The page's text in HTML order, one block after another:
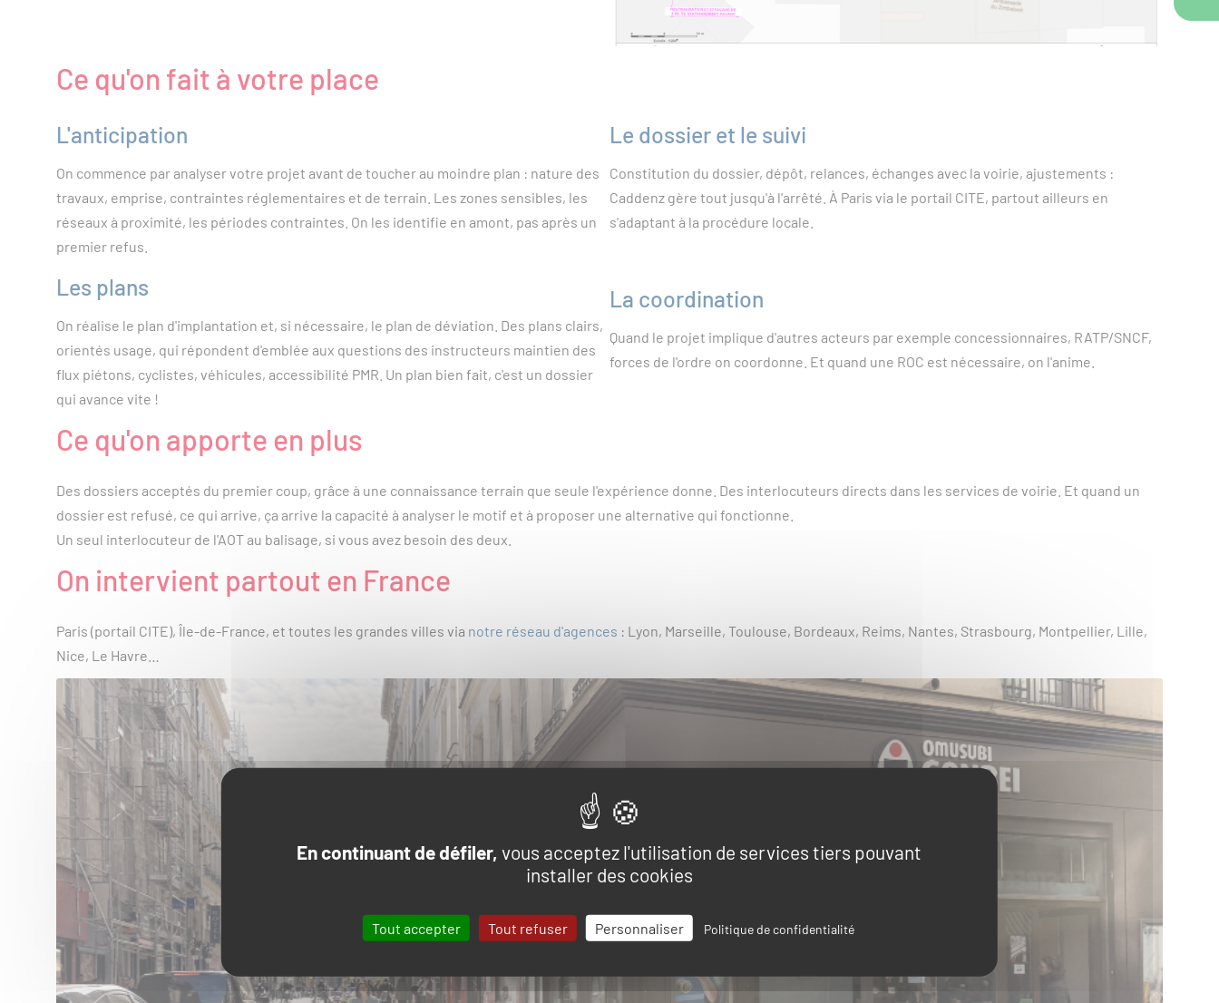
Ce qu'on fait à votre place
L'anticipation
On commence par analyser votre projet avant de toucher au moindre plan : nature des
travaux, emprise, contraintes réglementaires et de terrain. Les zones sensibles, les
réseaux à proximité, les périodes contraintes. On les identifie en amont, pas après un
premier refus.
Les plans
On réalise le plan d'implantation et, si nécessaire, le plan de déviation. Des plans clairs,
orientés usage, qui répondent d'emblée aux questions des instructeurs maintien des
flux piétons, cyclistes, véhicules, accessibilité PMR. Un plan bien fait, c'est un dossier
qui avance vite !
Le dossier et le suivi
Constitution du dossier, dépôt, relances, échanges avec la voirie, ajustements :
Caddenz gère tout jusqu'à l'arrêté. À Paris via le portail CITE, partout ailleurs en
s'adaptant à la procédure locale.
La coordination
Quand le projet implique d'autres acteurs par exemple concessionnaires, RATP/SNCF,
forces de l'ordre on coordonne. Et quand une ROC est nécessaire, on l'anime.
Ce qu'on apporte en plus
Des dossiers acceptés du premier coup, grâce à une connaissance terrain que seule l'expérience donne. Des interlocuteurs directs dans les services de voirie. Et quand un
dossier est refusé, ce qui arrive, ça arrive la capacité à analyser le motif et à proposer une alternative qui fonctionne.
Un seul interlocuteur de l'AOT au balisage, si vous avez besoin des deux.
On intervient partout en France
Paris (portail CITE), Île-de-France, et toutes les grandes villes via notre réseau d'agences : Lyon, Marseille, Toulouse, Bordeaux, Reims, Nantes, Strasbourg, Montpellier, Lille,
Nice, Le Havre…
En continuant de défiler, vous acceptez l'utilisation de services tiers pouvant
installer des cookies
Tout accepter Tout refuser Personnaliser Politique de confidentialité